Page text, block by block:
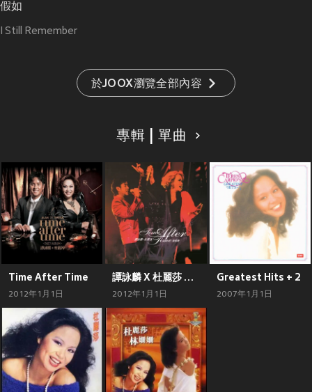
假如
I Still Remember
於JOOX瀏覽全部內容
專輯 | 單曲
Time After Time
2012年1月1日
譚詠麟 X 杜麗莎 TIME AFTER TIME 演唱會
2012年1月1日
Greatest Hits + 2
2007年1月1日